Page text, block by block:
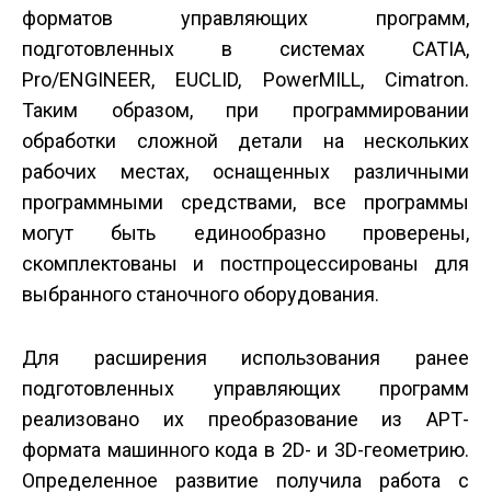
форматов управляющих программ,
подготовленных в системах CATIA,
Pro/ENGINEER, EUCLID, PowerMILL, Cimatron.
Таким образом, при программировании
обработки сложной детали на нескольких
рабочих местах, оснащенных различными
программными средствами, все программы
могут быть единообразно проверены,
скомплектованы и постпроцессированы для
выбранного станочного оборудования.
Для расширения использования ранее
подготовленных управляющих программ
реализовано их преобразование из АРТ-
формата машинного кода в 2D- и 3D-геометрию.
Определенное развитие получила работа с